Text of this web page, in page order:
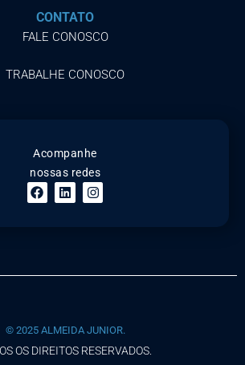
CONTATO
FALE CONOSCO
TRABALHE CONOSCO
Acompanhe
nossas redes
© 2025 ALMEIDA JUNIOR.
OS DIREITOS RESERVADOS.